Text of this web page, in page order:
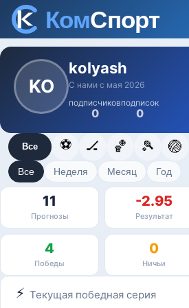
KO
kolyash
С нами с мая 2026
подписчиков
0
подписок
0
Все ⚽ 🏒 🏀 🎾 🏐
Все Неделя Месяц Год
11
Прогнозы
-2.95
Результат
4
Победы
0
Ничьи
⚡ Текущая победная серия